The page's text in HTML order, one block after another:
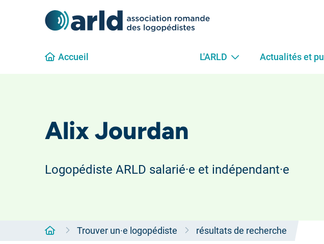
Accueil L'ARLD Actualités et
Alix Jourdan
Logopédiste ARLD salarié·e et indépendant·e
Accueil
Trouver un·e logopédiste résultats de recherche